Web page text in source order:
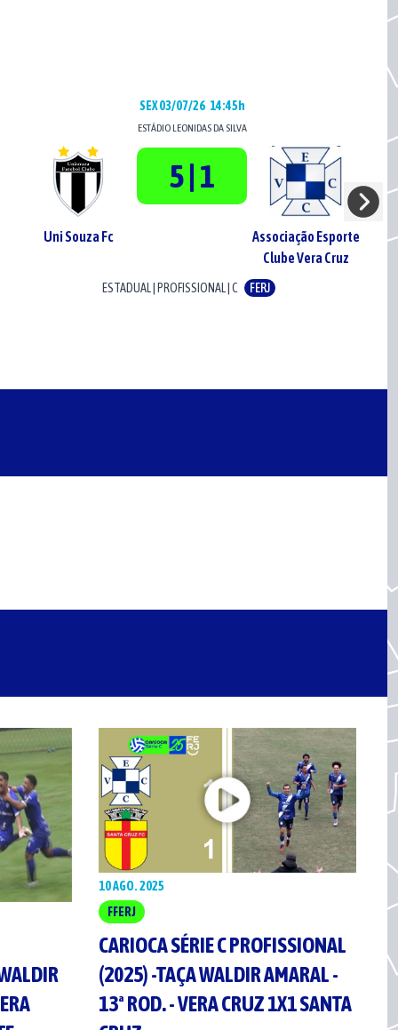
SEX 03/07/26 14:45h
ESTÁDIOLEONIDAS DA SILVA
Uni Souza Fc
5 | 1
Associação Esporte
Clube Vera Cruz
ESTADUAL PROFISSIONAL C FERJ
10 AGO. 2025
FFERJ
CARIOCA SÉRIE C PROFISSIONAL
(2025) -TAÇA WALDIR AMARAL -
13ª ROD. - VERA CRUZ 1X1 SANTA